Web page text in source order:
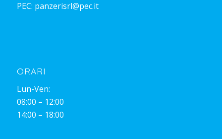
PEC: panzerisrl@pec.it
ORARI
Lun-Ven:
08:00 – 12:00
14:00 – 18:00